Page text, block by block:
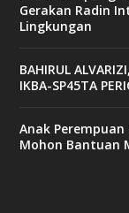
Gerakan Radin
Lingkungan
BAHIRUL
IKBA-SP45TA
Anak
Mohon Bantuan